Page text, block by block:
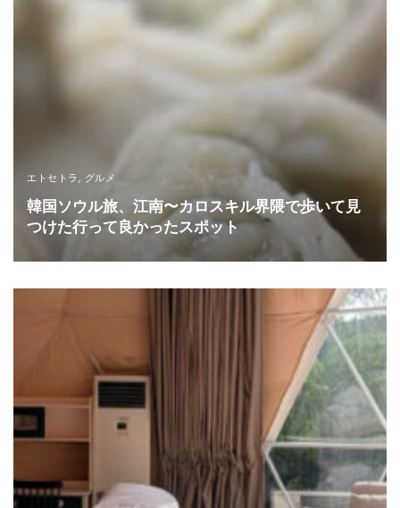
エトセトラ , グルメ
韓国ソウル旅、江南〜カロスキル界隈で歩いて見
つけた行って良かったスポット